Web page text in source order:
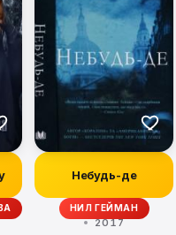
Небудь-де
НИЛ ГЕЙМАН
2017